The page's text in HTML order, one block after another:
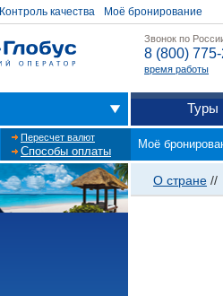
Контроль качества Моё бронирование
Звонок по
8 (800)
время работы
Туры
Пересчет валют
Способы оплаты
Моё
О стране //